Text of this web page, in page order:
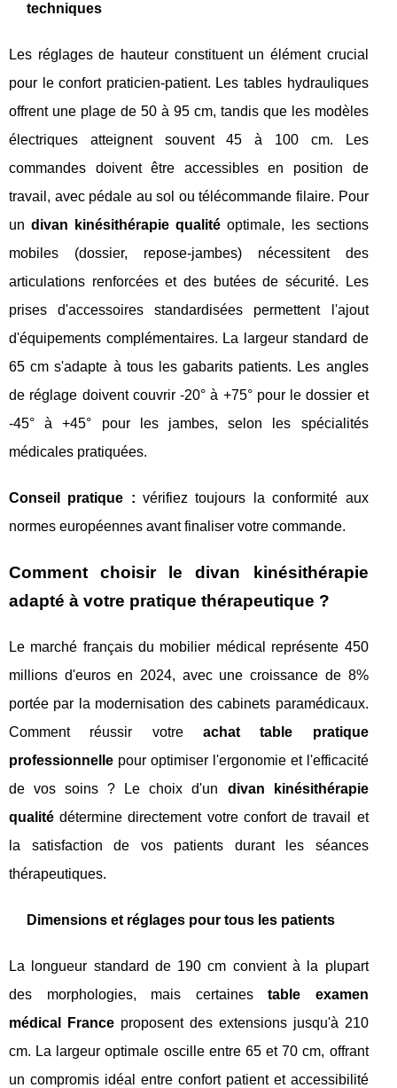
techniques
Les réglages de hauteur constituent un élément crucial
pour le confort praticien-patient. Les tables hydrauliques
offrent une plage de 50 à 95 cm, tandis que les modèles
électriques atteignent souvent 45 à 100 cm. Les
commandes doivent être accessibles en position de
travail, avec pédale au sol ou télécommande filaire. Pour
undivan kinésithérapie qualité optimale, les sections
mobiles (dossier, repose-jambes) nécessitent des
articulations renforcées et des butées de sécurité. Les
prises d'accessoires standardisées permettent l'ajout
d'équipements complémentaires. La largeur standard de
65 cm s'adapte à tous les gabarits patients. Les angles
de réglage doivent couvrir -20° à +75° pour le dossier et
-45° à +45° pour les jambes, selon les spécialités
médicales pratiquées.
Conseil pratique : vérifiez toujours la conformité aux
normes européennes avant finaliser votre commande.
Comment choisir le divan kinésithérapie
adapté à votre pratique thérapeutique ?
Le marché français du mobilier médical représente 450
millions d'euros en 2024, avec une croissance de 8%
portée par la modernisation des cabinets paramédicaux.
Comment réussir votre achat table pratique
professionnelle pour optimiser l'ergonomie et l'efficacité
de vos soins ? Le choix d'un divan kinésithérapie
qualité détermine directement votre confort de travail et
la satisfaction de vos patients durant les séances
thérapeutiques.
Dimensions et réglages pour tous les patients
La longueur standard de 190 cm convient à la plupart
des morphologies, mais certainestable examen
médical Franceproposent des extensions jusqu'à 210
cm. La largeur optimale oscille entre 65 et 70 cm, offrant
un compromis idéal entre confort patient et accessibilité